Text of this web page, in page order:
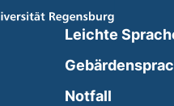
Leichte
Notfall